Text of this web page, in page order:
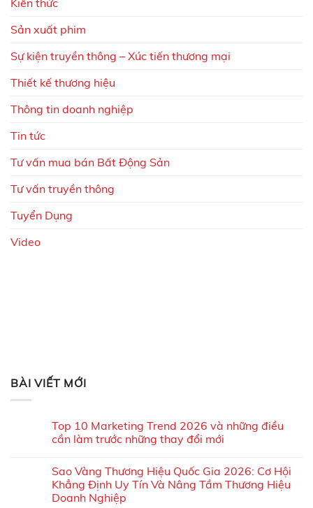
Sản xuất phim
Sự kiện truyền thông – Xúc tiến thương mại
Thiết kế thương hiệu
Thông tin doanh nghiệp
Tin tức
Tư vấn mua bán Bất Động Sản
Tư vấn truyền thông
Tuyển Dụng
Video
BÀI VIẾT MỚI
Top 10 Marketing Trend 2026 và những điều
cần làm trước những thay đổi mới
Sao Vàng Thương Hiệu Quốc Gia 2026: Cơ Hội
Khẳng Định Uy Tín Và Nâng Tầm Thương Hiệu
Doanh Nghiệp